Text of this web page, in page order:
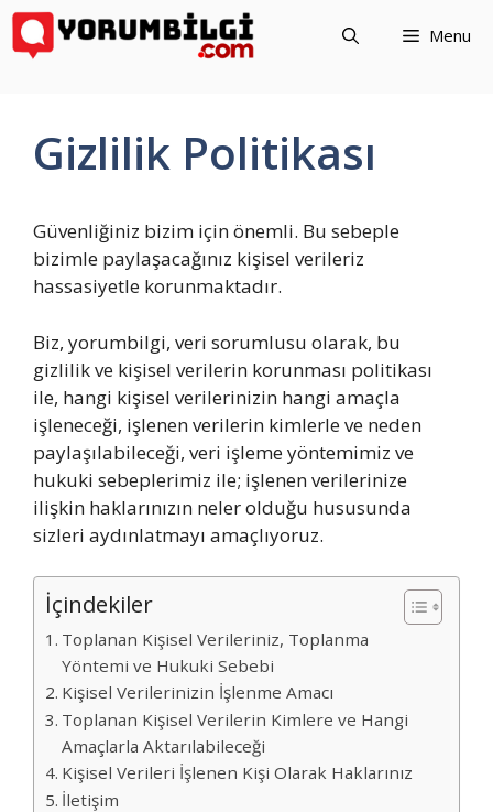
İçeriğe
atla
Menu
Gizlilik Politikası
Güvenliğiniz bizim için önemli. Bu sebeple
bizimle paylaşacağınız kişisel verileriz
hassasiyetle korunmaktadır.
Biz, yorumbilgi, veri sorumlusu olarak, bu
gizlilik ve kişisel verilerin korunması politikası
ile, hangi kişisel verilerinizin hangi amaçla
işleneceği, işlenen verilerin kimlerle ve neden
paylaşılabileceği, veri işleme yöntemimiz ve
hukuki sebeplerimiz ile; işlenen verilerinize
ilişkin haklarınızın neler olduğu hususunda
sizleri aydınlatmayı amaçlıyoruz.
İçindekiler
Toplanan Kişisel Verileriniz, Toplanma
Yöntemi ve Hukuki Sebebi
Kişisel Verilerinizin İşlenme Amacı
Toplanan Kişisel Verilerin Kimlere ve Hangi
Amaçlarla Aktarılabileceği
Kişisel Verileri İşlenen Kişi Olarak Haklarınız
İletişim